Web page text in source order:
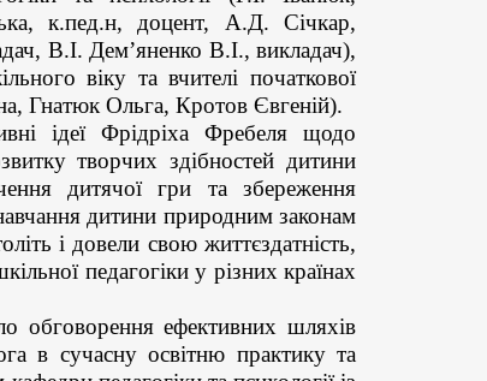
к.пед.н, доцент, А.Д. Січкар,
В.І. Дем’яненко В.І., викладач),
віку та вчителі початкової
Гнатюк Ольга, Кротов Євгеній).
ідеї Фрідріха Фребеля щодо
творчих здібностей дитини
дитячої гри та збереження
дитини природним законам
і довели свою життєздатність,
педагогіки у різних країнах
обговорення ефективних шляхів
в сучасну освітню практику та